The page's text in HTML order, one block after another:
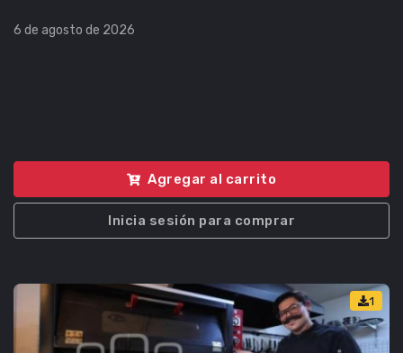
6 de agosto de 2026
Agregar al carrito
Inicia sesión para comprar
1